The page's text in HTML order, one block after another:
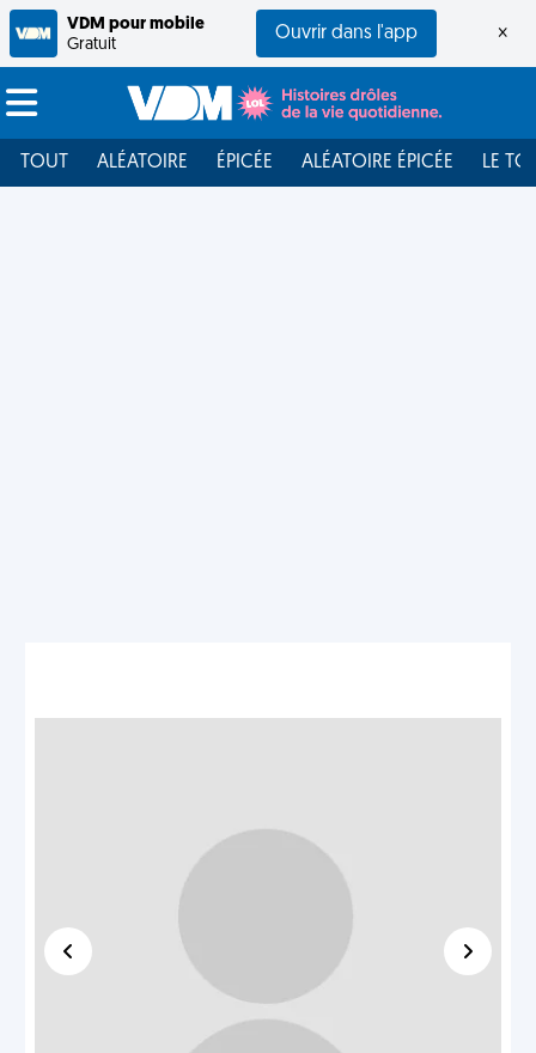
VDM pour mobile
Gratuit
Ouvrir dans l'app ×
TOUT ALÉATOIRE ÉPICÉE ALÉATOIRE ÉPICÉE LE